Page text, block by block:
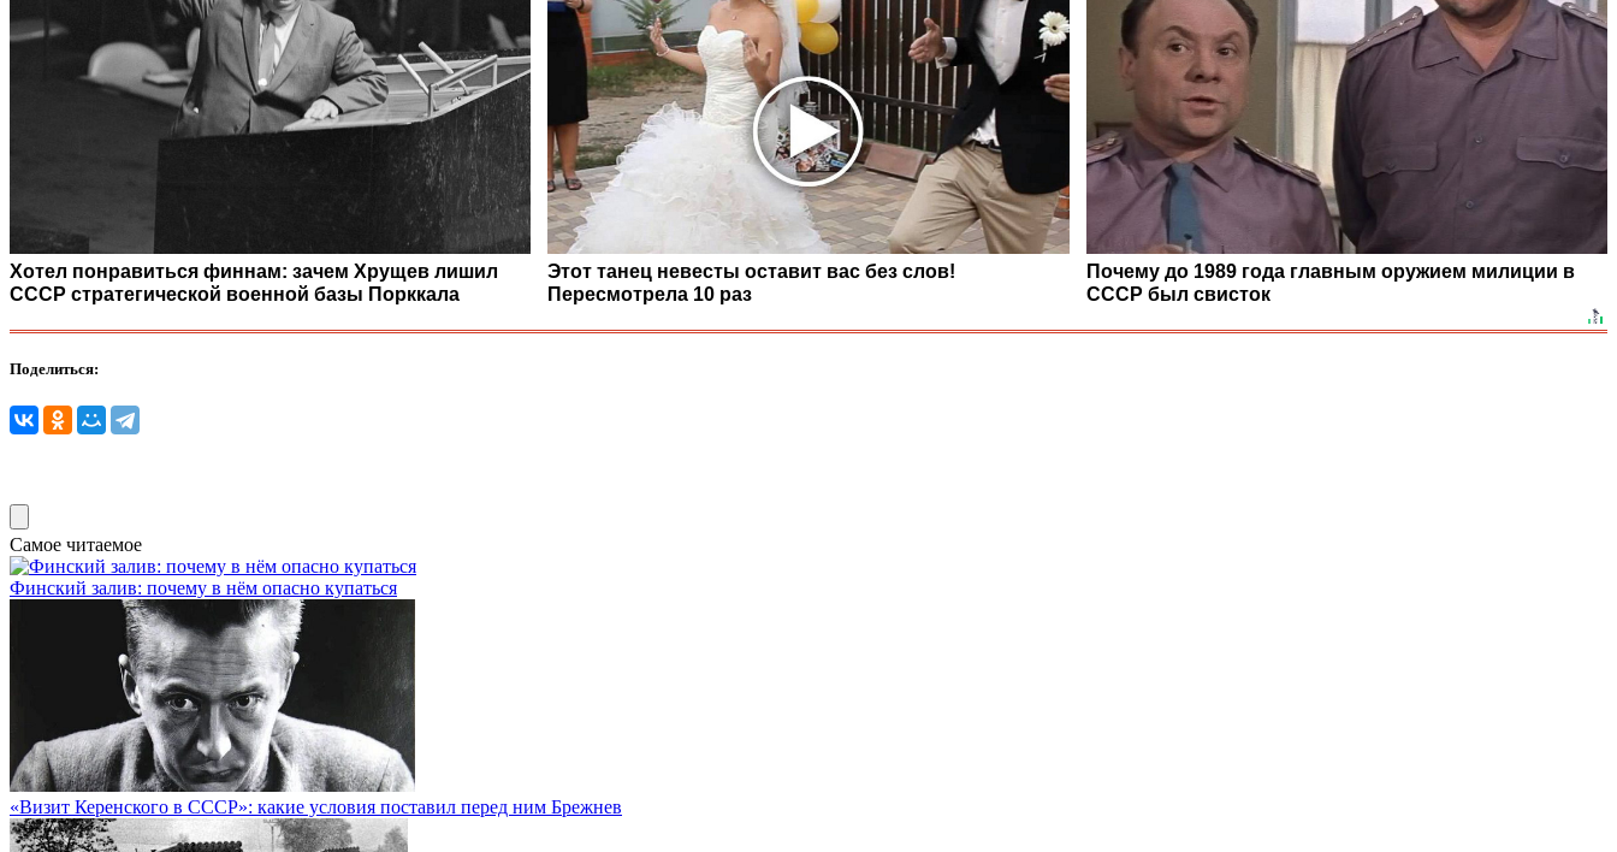
Хотел понравиться финнам: зачем Хрущев лишил
СССР стратегической военной базы Порккала
Этот танец невесты оставит вас без слов!
Пересмотрела 10 раз
Почему до 1989 года главным оружием милиции в
СССР был свисток
Поделиться:
Самое читаемое
Финский залив: почему в нём опасно купаться
«Визит Керенского в СССР»: какие условия поставил перед ним Брежнев